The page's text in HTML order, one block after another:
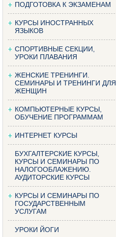
ПОДГОТОВКА К ЭКЗАМЕНАМ
КУРСЫ ИНОСТРАННЫХ
ЯЗЫКОВ
СПОРТИВНЫЕ СЕКЦИИ,
УРОКИ ПЛАВАНИЯ
ЖЕНСКИЕ ТРЕНИНГИ.
СЕМИНАРЫ И ТРЕНИНГИ ДЛЯ
ЖЕНЩИН
КОМПЬЮТЕРНЫЕ КУРСЫ,
ОБУЧЕНИЕ ПРОГРАММАМ
ИНТЕРНЕТ КУРСЫ
БУХГАЛТЕРСКИЕ КУРСЫ,
КУРСЫ И СЕМИНАРЫ ПО
НАЛОГООБЛАЖЕНИЮ.
АУДИТОРСКИЕ КУРСЫ
КУРСЫ И СЕМИНАРЫ ПО
ГОСУДАРСТВЕННЫМ
УСЛУГАМ
УРОКИ ЙОГИ